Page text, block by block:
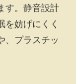
す。静音設計
を妨げにくく
、プラスチッ